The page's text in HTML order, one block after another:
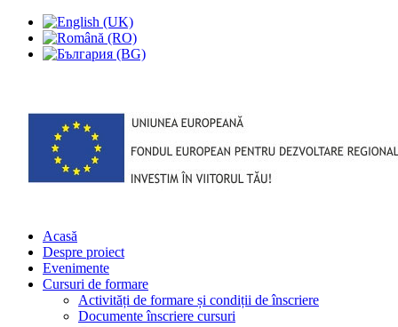
Acasă
Despre proiect
Evenimente
Cursuri de formare
Activități de formare și condiții de înscriere
Documente înscriere cursuri